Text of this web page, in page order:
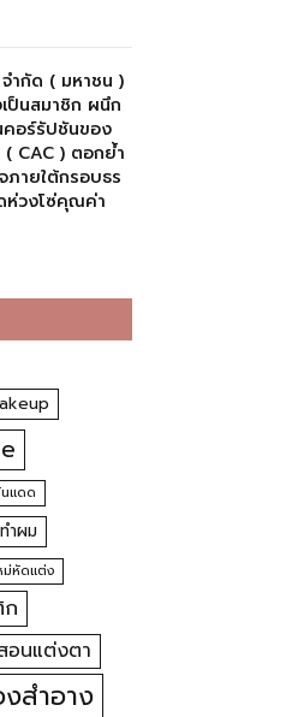
ำกัด ( มหาชน )
ป็นสมาชิก ผนึก
อร์รัปชันของ
CAC ) ตอกย้ำ
ภายใต้กรอบธร
ห่วงโซ่คุณค่า
แดด
ทำผม
ม่หัดแต่ง
อนแต่งตา
งสำอาง